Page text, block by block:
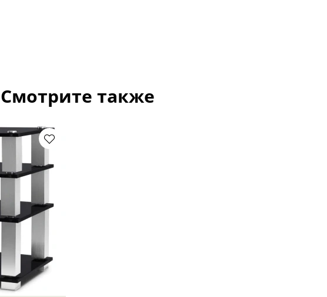
Смотрите также